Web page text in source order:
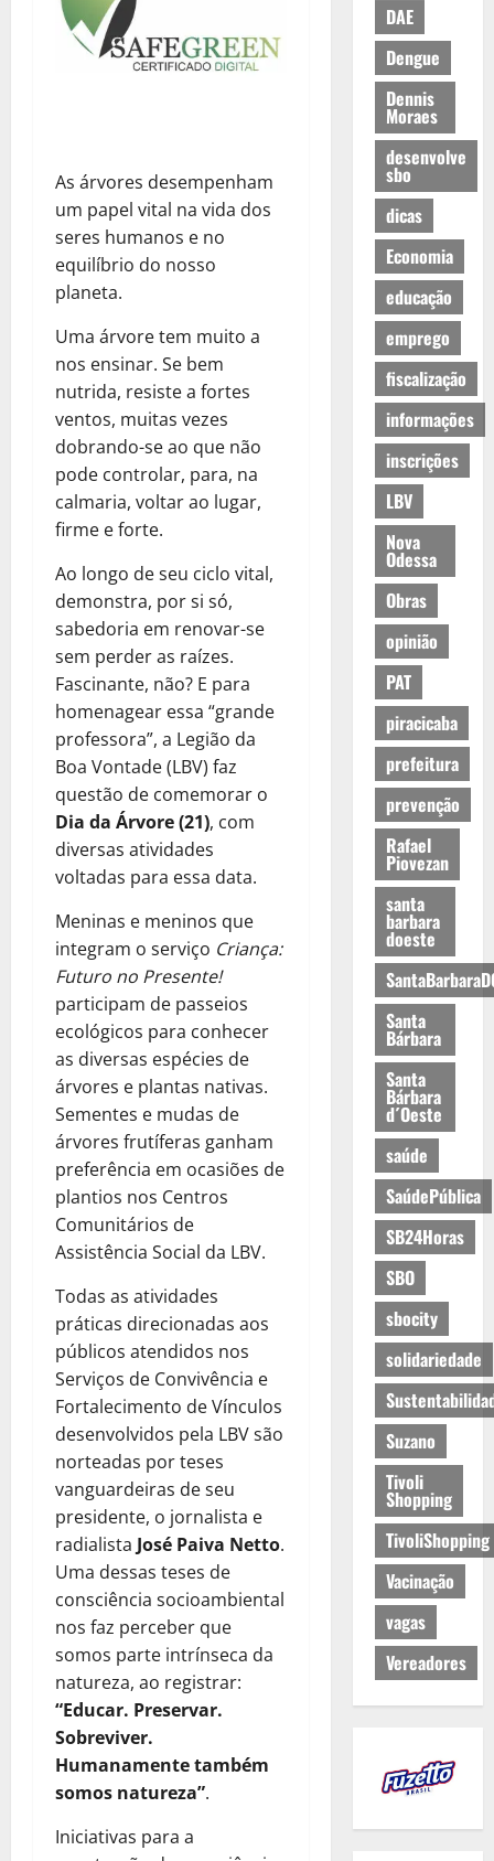
As árvores desempenham
um papel vital na vida dos
seres humanos e no
equilíbrio do nosso
planeta.
Uma árvore tem muito a
nos ensinar. Se bem
nutrida, resiste a fortes
ventos, muitas vezes
dobrando-se ao que não
pode controlar, para, na
calmaria, voltar ao lugar,
firme e forte.
Ao longo de seu ciclo vital,
demonstra, por si só,
sabedoria em renovar-se
sem perder as raízes.
Fascinante, não? E para
homenagear essa “grande
professora”, a Legião da
Boa Vontade (LBV) faz
questão de comemorar o
Dia da Árvore (21), com
diversas atividades
voltadas para essa data.
Meninas e meninos que
integram o serviço Criança:
Futuro no Presente!
participam de passeios
ecológicos para conhecer
as diversas espécies de
árvores e plantas nativas.
Sementes e mudas de
árvores frutíferas ganham
preferência em ocasiões de
plantios nos Centros
Comunitários de
Assistência Social da LBV.
Todas as atividades
práticas direcionadas aos
públicos atendidos nos
Serviços de Convivência e
Fortalecimento de Vínculos
desenvolvidos pela LBV são
norteadas por teses
vanguardeiras de seu
presidente, o jornalista e
radialista José Paiva Netto.
Uma dessas teses de
consciência socioambiental
nos faz perceber que
somos parte intrínseca da
natureza, ao registrar:
“Educar. Preservar.
Sobreviver.
Humanamente também
somos natureza”.
Iniciativas para a
DAE
Dengue
Dennis
Moraes
desenvolve
sbo
dicas
Economia
educação
emprego
fiscalização
informações
inscrições
LBV
Nova
Odessa
Obras
opinião
PAT
piracicaba
prefeitura
prevenção
Rafael
Piovezan
santa
barbara
doeste
Santa
Bárbara
Santa
Bárbara
d´Oeste
saúde
SaúdePública
SB24Horas
SBO
sbocity
solidariedade
Suzano
Tivoli
Shopping
TivoliShopping
Vacinação
vagas
Vereadores